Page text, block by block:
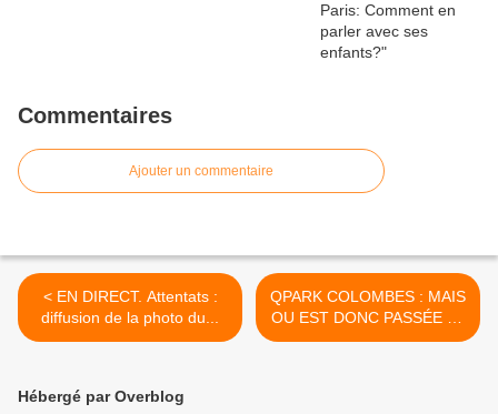
Commentaires
Ajouter un commentaire
< EN DIRECT. Attentats :
diffusion de la photo du...
QPARK COLOMBES : MAIS
OU EST DONC PASSÉE LA
COMMISSION THÉODULE
Hébergé par Overblog